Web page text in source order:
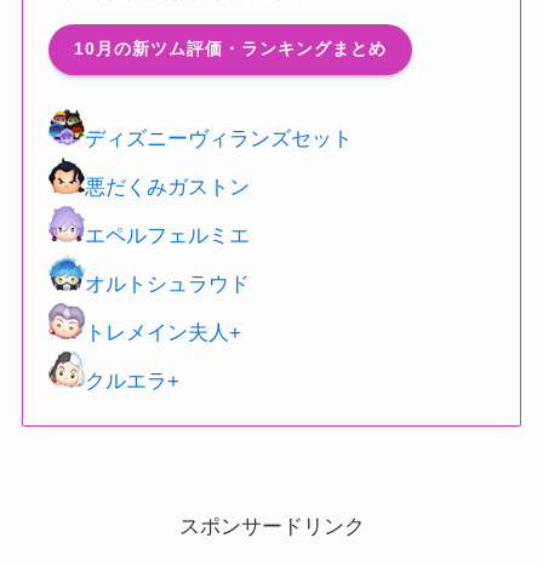
10月の新ツム評価・ランキングまとめ
ディズニーヴィランズセット
悪だくみガストン
エペルフェルミエ
オルトシュラウド
トレメイン夫人+
クルエラ+
スポンサードリンク